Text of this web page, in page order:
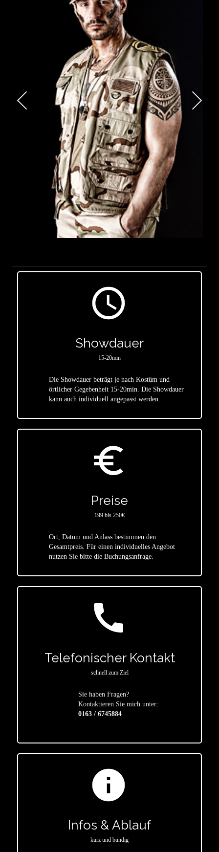
access_time
Showdauer
15-20min
Die Showdauer beträgt je nach Kostüm und
örtlicher Gegebenheit 15-20min. Die Showdauer
kann auch individuell angepasst werden.
euro_symbol
Preise
199 bis 250€
Ort, Datum und Anlass bestimmen den
Gesamtpreis. Für einen individuelles Angebot
nutzen Sie bitte die Buchungsanfrage.
call
Telefonischer Kontakt
schnell zum Ziel
Sie haben Fragen?
Kontaktieren Sie mich unter:
0163 / 6745884
info
Infos & Ablauf
kurz und bündig